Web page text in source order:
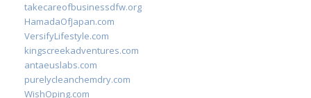
takecareofbusinessdfw.org
HamadaOfJapan.com
VersifyLifestyle.com
kingscreekadventures.com
antaeuslabs.com
purelycleanchemdry.com
WishOping.com